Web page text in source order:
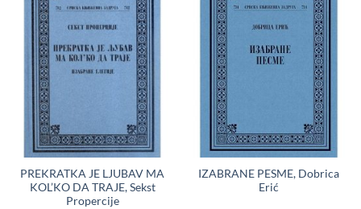
Dodaj
Listu
želja
PREKRATKA JE LJUBAV MA
KOL’KO DA TRAJE, Sekst
Propercije
Dodaj
Listu
želja
IZABRANE PESME, Dobrica
Erić